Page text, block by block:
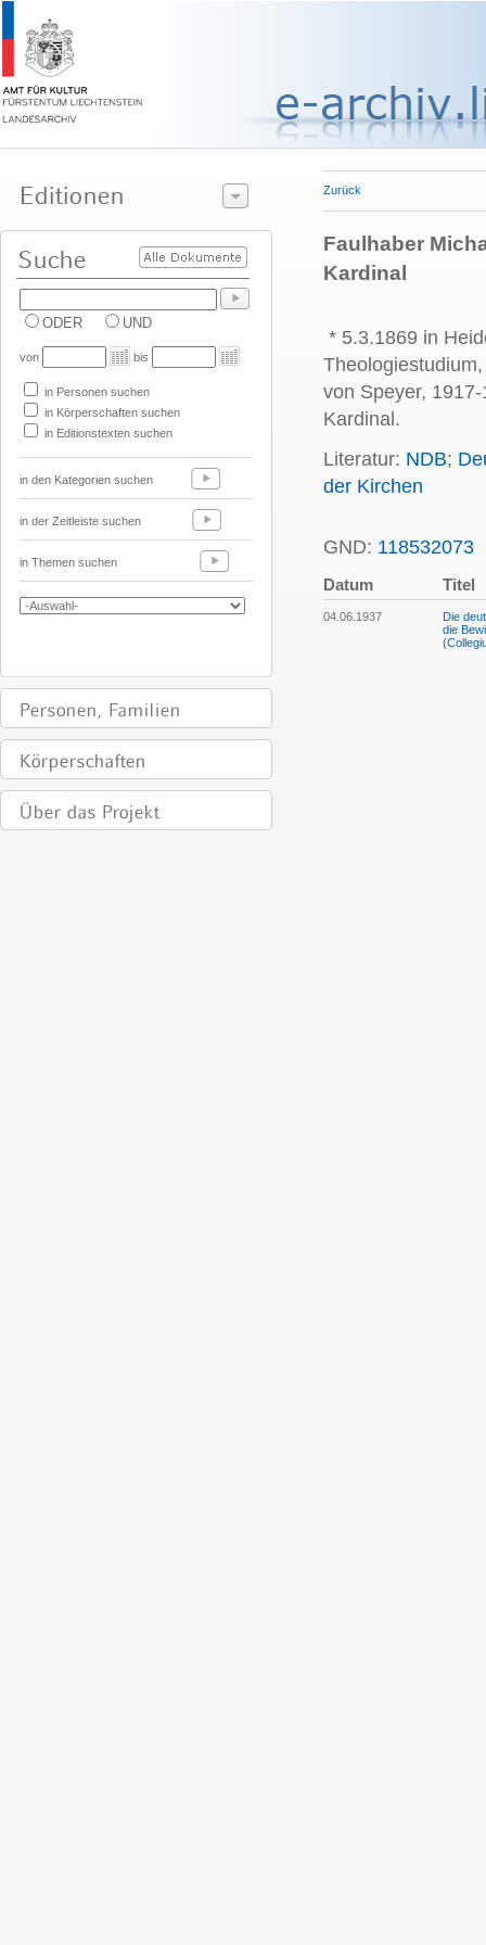
ODER UND
von bis
in Personen suchen
in Körperschaften suchen
in Editionstexten suchen
in den Kategorien suchen
in der Zeitleiste suchen
in Themen suchen
Zurück
Faulhaber
Kardinal
* 5.3.1869 in
von Speyer,
Kardinal.
Literatur: NDB;
der Kirchen
GND: 118532073
Datum Titel
04.06.1937
Die
die